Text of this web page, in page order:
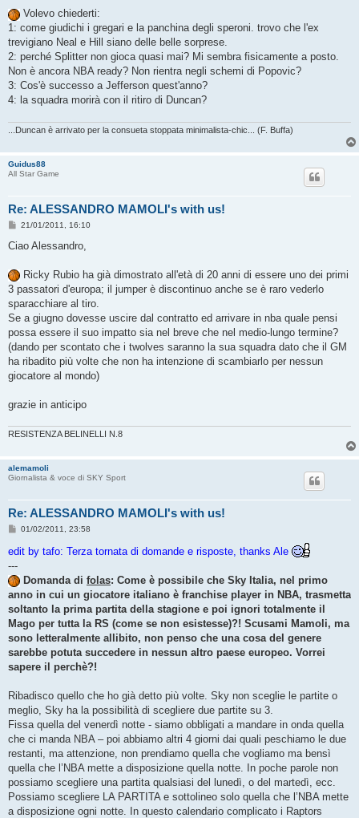
g
g
o
Volevo chiederti:
1: come giudichi i gregari e la panchina degli speroni. trovo che l'ex
trevigiano Neal e Hill siano delle belle sorprese.
2: perché Splitter non gioca quasi mai? Mi sembra fisicamente a posto.
Non è ancora NBA ready? Non rientra negli schemi di Popovic?
3: Cos'è successo a Jefferson quest'anno?
4: la squadra morirà con il ritiro di Duncan?
...Duncan è arrivato per la consueta stoppata minimalista-chic... (F. Buffa)
Guidus88
All Star Game
Re: ALESSANDRO MAMOLI's with us!
M
s
g
g
i
o
21/01/2011, 16:10
Ciao Alessandro,
Ricky Rubio ha già dimostrato all'età di 20 anni di essere uno dei primi
3 passatori d'europa; il jumper è discontinuo anche se è raro vederlo
sparacchiare al tiro.
Se a giugno dovesse uscire dal contratto ed arrivare in nba quale pensi
possa essere il suo impatto sia nel breve che nel medio-lungo termine?
(dando per scontato che i twolves saranno la sua squadra dato che il GM
ha ribadito più volte che non ha intenzione di scambiarlo per nessun
giocatore al mondo)
grazie in anticipo
RESISTENZA BELINELLI N.8
alemamoli
Giornalista & voce di SKY Sport
Re: ALESSANDRO MAMOLI's with us!
M
s
s
a
g
g
i
o
01/02/2011, 23:58
edit by tafo: Terza tornata di domande e risposte, thanks Ale
---
Domanda di folas: Come è possibile che Sky Italia, nel primo
anno in cui un giocatore italiano è franchise player in NBA, trasmetta
soltanto la prima partita della stagione e poi ignori totalmente il
Mago per tutta la RS (come se non esistesse)?! Scusami Mamoli, ma
sono letteralmente allibito, non penso che una cosa del genere
sarebbe potuta succedere in nessun altro paese europeo. Vorrei
sapere il perchè?!
Ribadisco quello che ho già detto più volte. Sky non sceglie le partite o
meglio, Sky ha la possibilità di scegliere due partite su 3.
Fissa quella del venerdì notte - siamo obbligati a mandare in onda quella
che ci manda NBA – poi abbiamo altri 4 giorni dai quali peschiamo le due
restanti, ma attenzione, non prendiamo quella che vogliamo ma bensì
quella che l’NBA mette a disposizione quella notte. In poche parole non
possiamo scegliere una partita qualsiasi del lunedì, o del martedì, ecc.
Possiamo scegliere LA PARTITA e sottolineo solo quella che l’NBA mette
a disposizione ogni notte. In questo calendario complicato i Raptors